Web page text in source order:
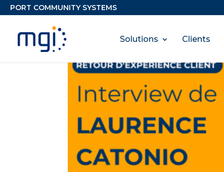
Solutions Clients